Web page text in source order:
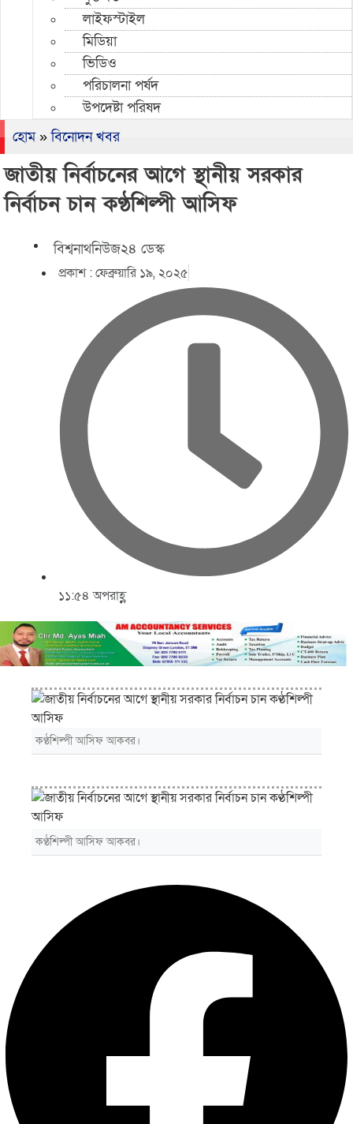
লাইফস্টাইল
মিডিয়া
ভিডিও
পরিচালনা পর্ষদ
উপদেষ্টা পরিষদ
হোম»বিনোদন খবর
জাতীয় নির্বাচনের আগে স্থানীয় সরকার
নির্বাচন চান কণ্ঠশিল্পী আসিফ
বিশ্বনাথনিউজ২৪ ডেস্ক
প্রকাশ :ফেব্রুয়ারি ১৯, ২০২৫
১১:৫৪ অপরাহ্ণ
কণ্ঠশিল্পী আসিফ আকবর।
কণ্ঠশিল্পী আসিফ আকবর।